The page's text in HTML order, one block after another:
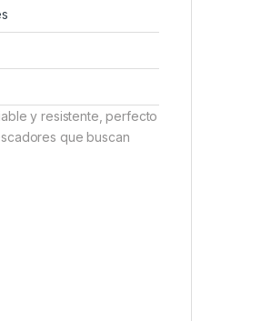
y resistente, perfecto
que buscan